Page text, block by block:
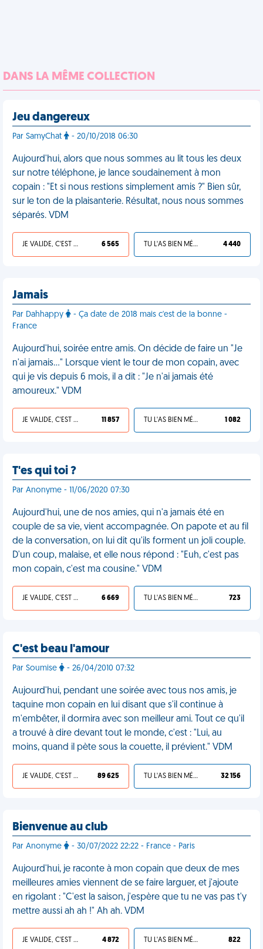
DANS LA MÊME COLLECTION
Jeu dangereux
Par SamyChat - 20/10/2018 06:30
Aujourd'hui, alors que nous sommes au lit tous les deux
sur notre téléphone, je lance soudainement à mon
copain : "Et si nous restions simplement amis ?" Bien sûr,
sur le ton de la plaisanterie. Résultat, nous nous sommes
séparés. VDM
JE VALIDE, C'EST UNE VDM 6 565 TU L'AS BIEN MÉRITÉ 4 440
Jamais
Par Dahhappy
- Ça date de 2018 mais c'est de la bonne -
France
Aujourd'hui, soirée entre amis. On décide de faire un "Je
n'ai jamais…" Lorsque vient le tour de mon copain, avec
qui je vis depuis 6 mois, il a dit : "Je n'ai jamais été
amoureux." VDM
JE VALIDE, C'EST UNE VDM 11 857 TU L'AS BIEN MÉRITÉ 1 082
T'es qui toi ?
Par Anonyme - 11/06/2020 07:30
Aujourd'hui, une de nos amies, qui n'a jamais été en
couple de sa vie, vient accompagnée. On papote et au fil
de la conversation, on lui dit qu'ils forment un joli couple.
D'un coup, malaise, et elle nous répond : "Euh, c'est pas
mon copain, c'est ma cousine." VDM
JE VALIDE, C'EST UNE VDM 6 669 TU L'AS BIEN MÉRITÉ 723
C'est beau l'amour
Par Soumise - 26/04/2010 07:32
Aujourd'hui, pendant une soirée avec tous nos amis, je
taquine mon copain en lui disant que s'il continue à
m'embêter, il dormira avec son meilleur ami. Tout ce qu'il
a trouvé à dire devant tout le monde, c'est : "Lui, au
moins, quand il pète sous la couette, il prévient." VDM
JE VALIDE, C'EST UNE VDM 89 625 TU L'AS BIEN MÉRITÉ 32 156
Bienvenue au club
Par Anonyme - 30/07/2022 22:22 - France - Paris
Aujourd'hui, je raconte à mon copain que deux de mes
meilleures amies viennent de se faire larguer, et j'ajoute
en rigolant : "C'est la saison, j'espère que tu ne vas pas t'y
mettre aussi ah ah !" Ah ah. VDM
JE VALIDE, C'EST UNE VDM 4 872 TU L'AS BIEN MÉRITÉ 822